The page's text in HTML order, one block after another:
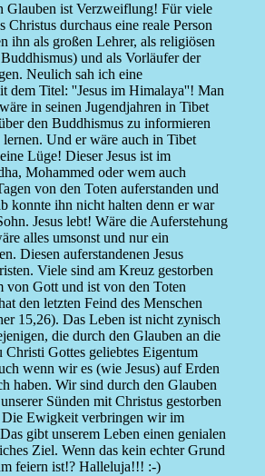
Glauben ist Verzweiflung! Für viele
Christus durchaus eine reale Person
ihn als großen Lehrer, als religiösen
und als Vorläufer der
Neulich sah ich eine
dem Titel: ''Jesus im Himalaya''! Man
in seinen Jugendjahren in Tibet
den Buddhismus zu informieren
Und er wäre auch in Tibet
Lüge! Dieser Jesus ist im
Mohammed oder wem auch
von den Toten auferstanden und
konnte ihn nicht halten denn er war
Jesus lebt! Wäre die Auferstehung
alles umsonst und nur ein
Diesen auferstandenen Jesus
Viele sind am Kreuz gestorben
von Gott und ist von den Toten
den letzten Feind des Menschen
15,26). Das Leben ist nicht zynisch
die durch den Glauben an die
Christi Gottes geliebtes Eigentum
wenn wir es (wie Jesus) auf Erden
haben. Wir sind durch den Glauben
Sünden mit Christus gestorben
Die Ewigkeit verbringen wir im
gibt unserem Leben einen genialen
Ziel. Wenn das kein echter Grund
feiern ist!? Halleluja!!! :-)